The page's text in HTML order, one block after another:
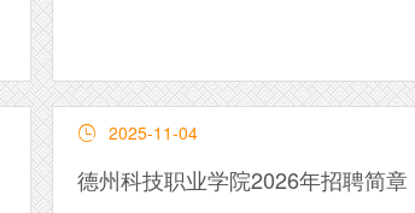
 2025-11-04
德州科技职业学院2026年招聘简章